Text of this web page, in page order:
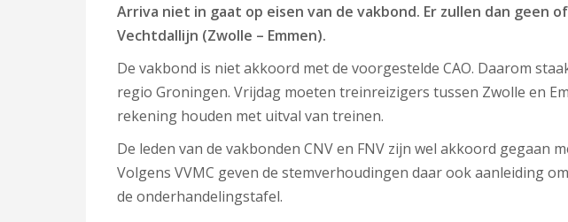
Arriva niet in gaat op eisen van de vakbond. Er zullen dan geen
Vechtdallijn (Zwolle – Emmen).
De vakbond is niet akkoord met de voorgestelde CAO. Daarom
regio Groningen. Vrijdag moeten treinreizigers tussen Zwolle en
rekening houden met uitval van treinen.
De leden van de vakbonden CNV en FNV zijn wel akkoord gegaan
Volgens VVMC geven de stemverhoudingen daar ook aanleiding
de onderhandelingstafel.